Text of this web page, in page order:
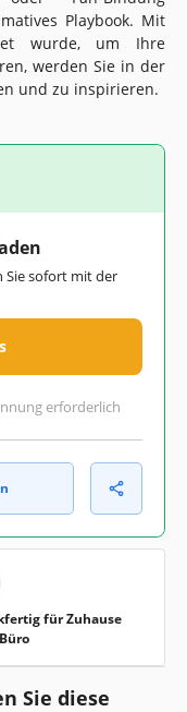
Playbook. Mit
wurde, um Ihre
werden Sie in der
und zu inspirieren.
Sie sofort mit der
erforderlich
für Zuhause
Sie diese